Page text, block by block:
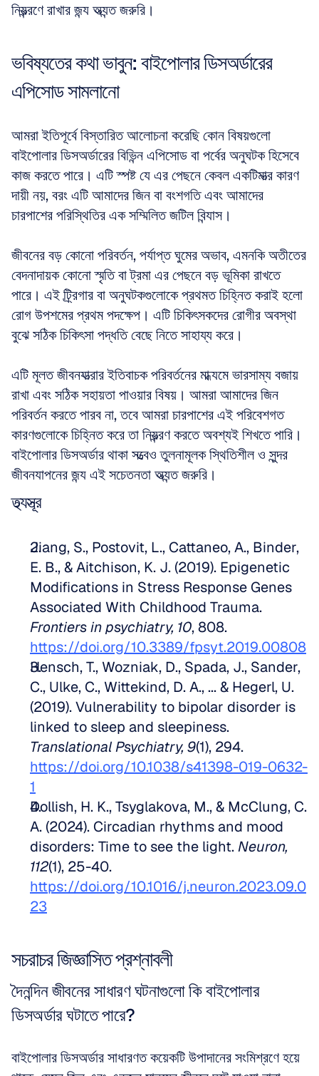
নিয়ন্ত্রণে রাখার জন্য অত্যন্ত জরুরি।
ভবিষ্যতের কথা ভাবুন: বাইপোলার ডিসঅর্ডারের
এপিসোড সামলানো
আমরা ইতিপূর্বে বিস্তারিত আলোচনা করেছি কোন বিষয়গুলো
বাইপোলার ডিসঅর্ডারের বিভিন্ন এপিসোড বা পর্বের অনুঘটক হিসেবে
কাজ করতে পারে। এটি স্পষ্ট যে এর পেছনে কেবল একটিমাত্র কারণ
দায়ী নয়, বরং এটি আমাদের জিন বা বংশগতি এবং আমাদের
চারপাশের পরিস্থিতির এক সম্মিলিত জটিল বিন্যাস।
জীবনের বড় কোনো পরিবর্তন, পর্যাপ্ত ঘুমের অভাব, এমনকি অতীতের
বেদনাদায়ক কোনো স্মৃতি বা ট্রমা এর পেছনে বড় ভূমিকা রাখতে
পারে। এই ট্র্রিগার বা অনুঘটকগুলোকে প্রথমত চিহ্নিত করাই হলো
রোগ উপশমের প্রথম পদক্ষেপ। এটি চিকিৎসকদের রোগীর অবস্থা
বুঝে সঠিক চিকিৎসা পদ্ধতি বেছে নিতে সাহায্য করে।
এটি মূলত জীবনযাত্রার ইতিবাচক পরিবর্তনের মাধ্যমে ভারসাম্য বজায়
রাখা এবং সঠিক সহায়তা পাওয়ার বিষয়। আমরা আমাদের জিন
পরিবর্তন করতে পারব না, তবে আমরা চারপাশের এই পরিবেশগত
কারণগুলোকে চিহ্নিত করে তা নিয়ন্ত্রণ করতে অবশ্যই শিখতে পারি।
বাইপোলার ডিসঅর্ডার থাকা সত্ত্বেও তুলনামূলক স্থিতিশীল ও সুন্দর
জীবনযাপনের জন্য এই সচেতনতা অত্যন্ত জরুরি।
তথ্যসূত্র
Jiang, S., Postovit, L., Cattaneo, A., Binder,
E. B., & Aitchison, K. J. (2019). Epigenetic
Modifications in Stress Response Genes
Frontiers in psychiatry, 10
https://doi.org/10.3389/fpsyt.2019.00808
Hensch, T., Wozniak, D., Spada, J., Sander,
C., Ulke, C., Wittekind, D. A., ... & Hegerl, U.
(2019). Vulnerability to bipolar disorder is
Translational Psychiatry, 9
https://doi.org/10.1038/s41398-019-0632-
1
Dollish, H. K., Tsyglakova, M., & McClung, C.
A. (2024). Circadian rhythms and mood
disorders: Time to see the light. Neuron,
112
https://doi.org/10.1016/j.neuron.2023.09.0
23
সচরাচর জিজ্ঞাসিত প্রশ্নাবলী
দৈনন্দিন জীবনের সাধারণ ঘটনাগুলো কি বাইপোলার
ডিসঅর্ডার ঘটাতে পারে?
বাইপোলার ডিসঅর্ডার সাধারণত কয়েকটি উপাদানের সংমিশ্রণে হয়ে